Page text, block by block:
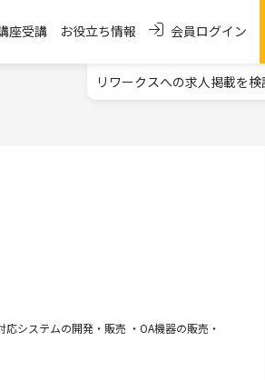
座受講 お役立ち情報 会員ログイン
リワークスへの求人掲載を検
システムの開発・販売 ・OA機器の販売・